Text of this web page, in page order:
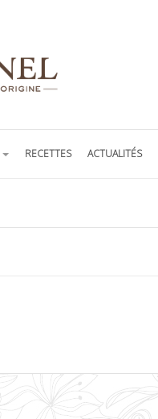
RECETTES ACTUALITÉS